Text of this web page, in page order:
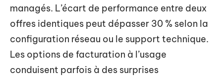
managés. L’écart de performance entre deux
offres identiques peut dépasser 30 % selon la
configuration réseau ou le support technique.
Les options de facturation à l’usage
conduisent parfois à des surprises